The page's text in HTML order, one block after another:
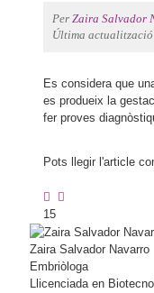
Per Zaira Salvador
Última
Es considera que
es produeix la
fer proves
Pots llegir l'article
15
Zaira Salvador Navarro
Embriòloga
Llicenciada en